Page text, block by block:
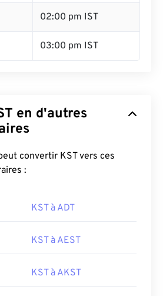
02:00 pm IST
03:00 pm IST
en d'autres
convertir KST vers ces
:
KST à ADT
KST à AEST
KST à AKST